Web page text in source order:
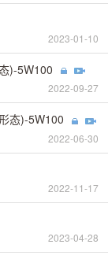
2023-01-10
)-5W100
2022-09-27
态)-5W100
2022-06-30
2022-11-17
2023-04-28